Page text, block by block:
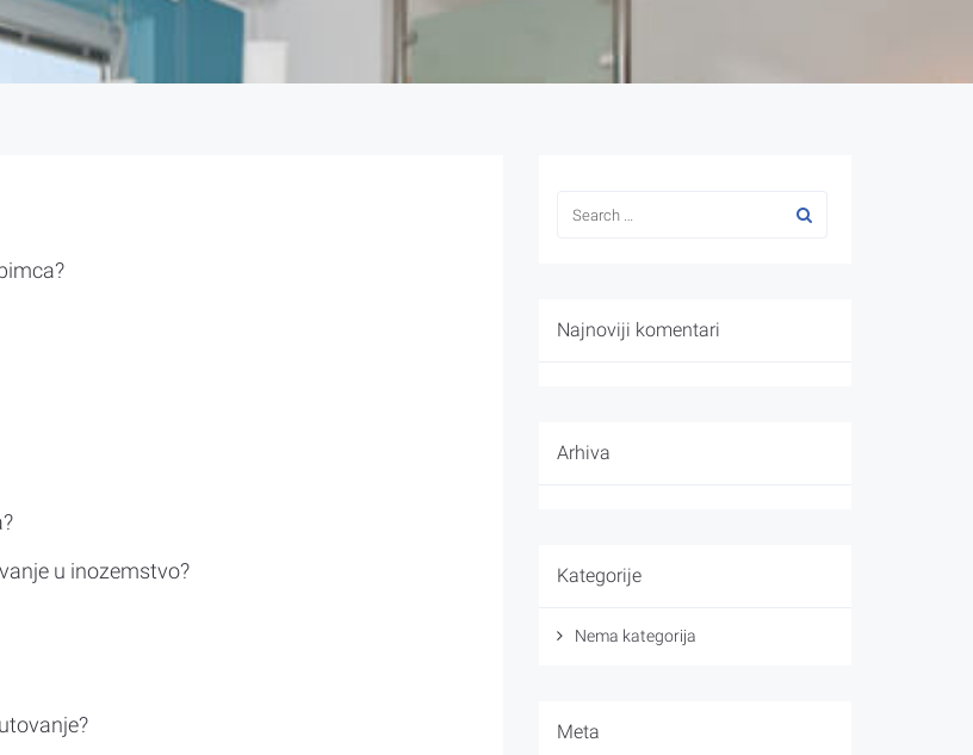
u inozemstvo?
Najnoviji komentari
Arhiva
Kategorije
Nema kategorija
Meta